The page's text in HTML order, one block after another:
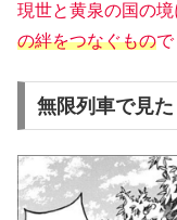
現世と黄泉の国の境
の絆をつなぐもの
無限列車で見